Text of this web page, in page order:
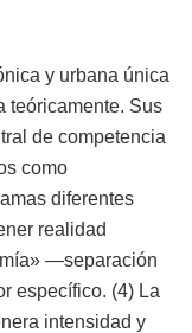
y urbana única
teóricamente. Sus
de competencia
como
diferentes
realidad
—separación
específico. (4) La
intensidad y